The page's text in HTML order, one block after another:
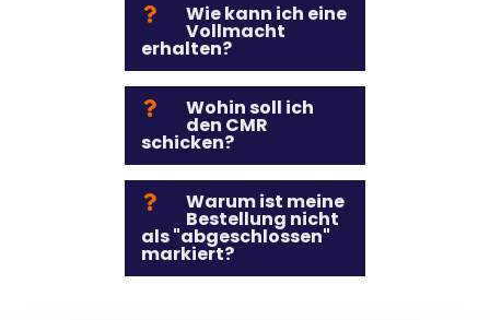
Wie kann ich eine
Vollmacht
erhalten?
Wohin soll ich
den CMR
schicken?
Warum ist meine
Bestellung nicht
als "abgeschlossen"
markiert?